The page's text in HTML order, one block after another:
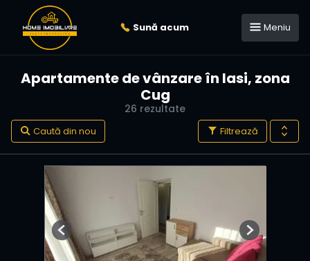
Sună acum Meniu
26 rezultate
Apartamente de vânzare în Iasi, zona
Cug
Filtrează
Caută din nou
Previous Next